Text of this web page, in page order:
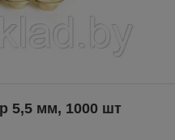
5,5 мм, 1000 шт